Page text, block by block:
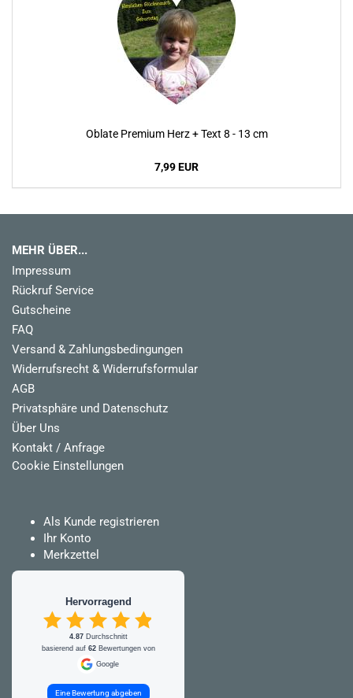
Oblate Premium Herz + Text 8 - 13 cm
7,99 EUR
MEHR ÜBER...
Impressum
Rückruf Service
Gutscheine
FAQ
Versand & Zahlungsbedingungen
Widerrufsrecht & Widerrufsformular
AGB
Privatsphäre und Datenschutz
Über Uns
Kontakt / Anfrage
Cookie Einstellungen
Als Kunde registrieren
Ihr Konto
Merkzettel
Hervorragend
4.87Durchschnitt
basierend auf 62Bewertungen von
Google
Eine Bewertung abgeben